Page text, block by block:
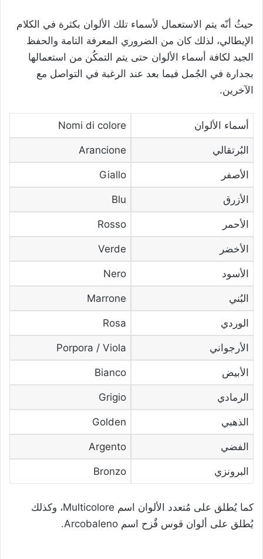
حيثُ أنّه يتم الاستعمال لأسماء تلك الألوان بكثرة في الكلام
الإيطالي، لذلك كان من الضروري المعرفة التامة والحفظ
الجيد لكافة أسماء الألوان حتى يتم التمكُن من استعمالها
بجدارة في الجُمل فيما بعد عند الرغبة في التواصل مع
الآخرين.
أسماء الألوان Nomi di colore
البُرتقالي Arancione
الأصفر Giallo
الأزرق Blu
الأحمر Rosso
الأخضر Verde
الأسود Nero
البُني Marrone
الوردي Rosa
الأرجواني Porpora / Viola
الأبيض Bianco
الرمادي Grigio
الذهبي Golden
الفضي Argento
البرونزي Bronzo
كما يُطلق على مُتعدد الألوان اسم Multicolore، وكذلك
يُطلق على ألوان قوس قٌزح اسم Arcobaleno.